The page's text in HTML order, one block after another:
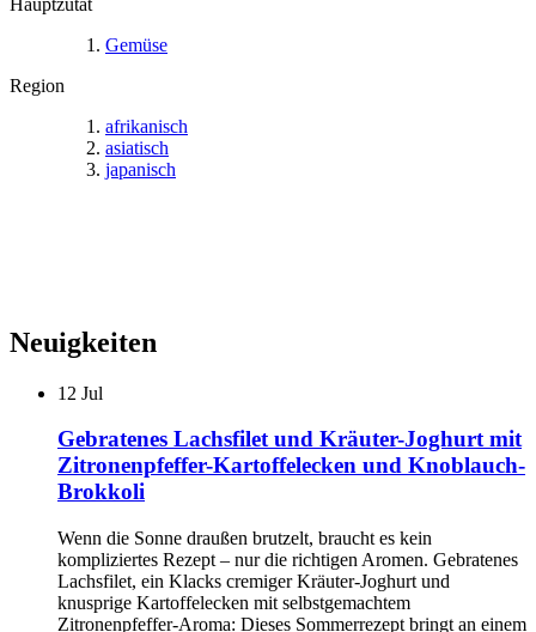
Gemüse
Region
afrikanisch
asiatisch
japanisch
Neuigkeiten
12 Jul
Gebratenes Lachsfilet und Kräuter-Joghurt mit
Zitronenpfeffer-Kartoffelecken und Knoblauch-
Brokkoli
Wenn die Sonne draußen brutzelt, braucht es kein
kompliziertes Rezept – nur die richtigen Aromen. Gebratenes
Lachsfilet, ein Klacks cremiger Kräuter-Joghurt und
knusprige Kartoffelecken mit selbstgemachtem
Zitronenpfeffer-Aroma: Dieses Sommerrezept bringt an einem